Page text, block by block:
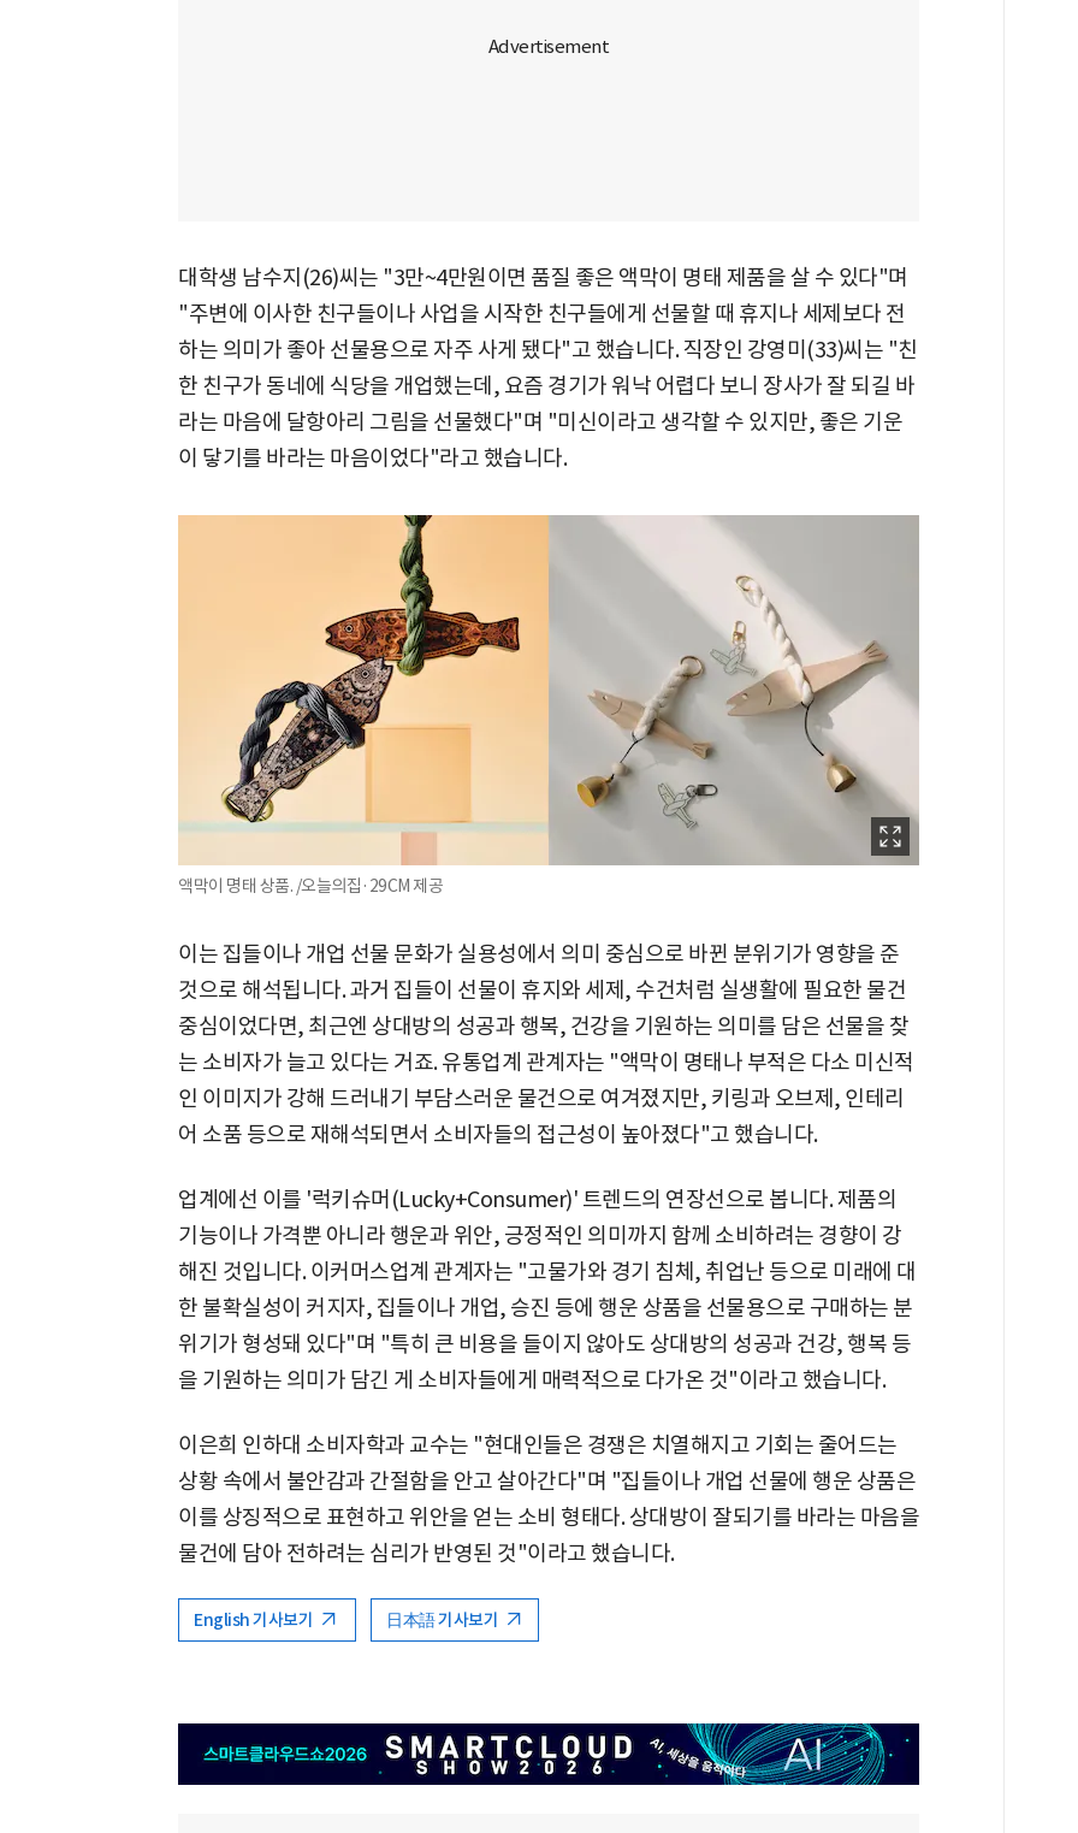
대학생 남수지(26)씨는 "3만~4만원이면 품질 좋은 액막이 명태 제품을 살 수 있다"며
"주변에 이사한 친구들이나 사업을 시작한 친구들에게 선물할 때 휴지나 세제보다 전
하는 의미가 좋아 선물용으로 자주 사게 됐다"고 했습니다. 직장인 강영미(33)씨는 "친
한 친구가 동네에 식당을 개업했는데, 요즘 경기가 워낙 어렵다 보니 장사가 잘 되길 바
라는 마음에 달항아리 그림을 선물했다"며 "미신이라고 생각할 수 있지만, 좋은 기운
이 닿기를 바라는 마음이었다"라고 했습니다.
액막이 명태 상품. /오늘의집·29CM 제공
이는 집들이나 개업 선물 문화가 실용성에서 의미 중심으로 바뀐 분위기가 영향을 준
것으로 해석됩니다. 과거 집들이 선물이 휴지와 세제, 수건처럼 실생활에 필요한 물건
중심이었다면, 최근엔 상대방의 성공과 행복, 건강을 기원하는 의미를 담은 선물을 찾
는 소비자가 늘고 있다는 거죠. 유통업계 관계자는 "액막이 명태나 부적은 다소 미신적
인 이미지가 강해 드러내기 부담스러운 물건으로 여겨졌지만, 키링과 오브제, 인테리
어 소품 등으로 재해석되면서 소비자들의 접근성이 높아졌다"고 했습니다.
업계에선 이를 '럭키슈머(Lucky+Consumer)' 트렌드의 연장선으로 봅니다. 제품의
기능이나 가격뿐 아니라 행운과 위안, 긍정적인 의미까지 함께 소비하려는 경향이 강
해진 것입니다. 이커머스업계 관계자는 "고물가와 경기 침체, 취업난 등으로 미래에 대
한 불확실성이 커지자, 집들이나 개업, 승진 등에 행운 상품을 선물용으로 구매하는 분
위기가 형성돼 있다"며 "특히 큰 비용을 들이지 않아도 상대방의 성공과 건강, 행복 등
을 기원하는 의미가 담긴 게 소비자들에게 매력적으로 다가온 것"이라고 했습니다.
이은희 인하대 소비자학과 교수는 "현대인들은 경쟁은 치열해지고 기회는 줄어드는
상황 속에서 불안감과 간절함을 안고 살아간다"며 "집들이나 개업 선물에 행운 상품은
이를 상징적으로 표현하고 위안을 얻는 소비 형태다. 상대방이 잘되기를 바라는 마음을
물건에 담아 전하려는 심리가 반영된 것"이라고 했습니다.
English 기사보기 日本語 기사보기